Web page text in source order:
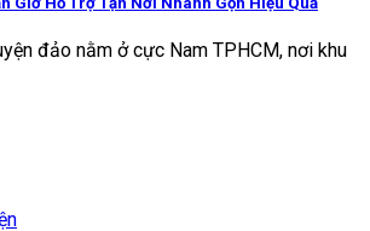
đảo nằm ở cực Nam TPHCM, nơi khu